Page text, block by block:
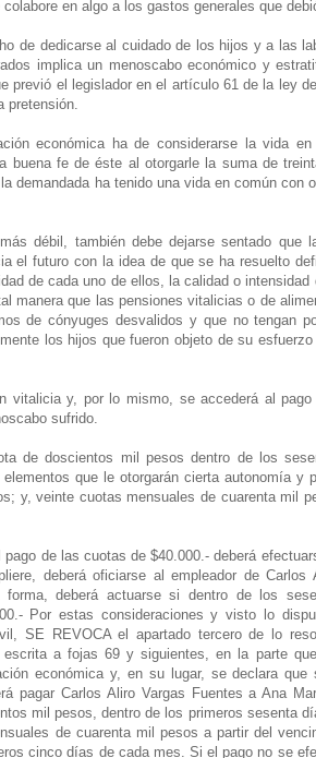
en algo a los gastos generales que
de dedicarse al cuidado de los hijos y a las
implica un menoscabo económico y
previó el legislador en el artículo 61 de la ley
pretensión.
económica ha de considerarse la vida
buena fe de éste al otorgarle la suma de
demandada ha tenido una vida en común con
débil, también debe dejarse sentado que
el futuro con la idea de que se ha resuelto
de cada uno de ellos, la calidad o intensidad
manera que las pensiones vitalicias o de
de cónyuges desvalidos y que no tengan
los hijos que fueron objeto de su esfuerzo
vitalicia y, por lo mismo, se accederá al
sufrido.
de doscientos mil pesos dentro de los
que le otorgarán cierta autonomía y
y, veinte cuotas mensuales de cuarenta mil
de las cuotas de $40.000.- deberá
deberá oficiarse al empleador de Carlos
deberá actuarse si dentro de los
Por estas consideraciones y visto lo
SE REVOCA el apartado tercero de lo
a fojas 69 y siguientes, en la parte
económica y, en su lugar, se declara que
pagar Carlos Aliro Vargas Fuentes a Ana
mil pesos, dentro de los primeros sesenta
de cuarenta mil pesos a partir del
cinco días de cada mes. Si el pago no se